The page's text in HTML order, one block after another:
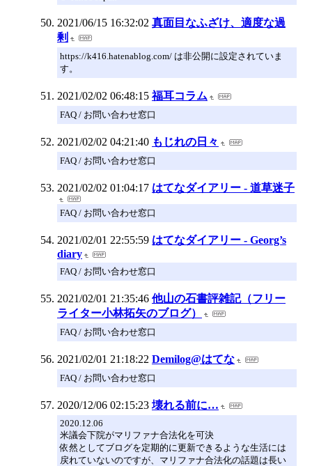
2021/06/15 16:32:02 真面目なふざけ、適度な過
剰
https://k416.hatenablog.com/ は非公開に設定されていま
す。
2021/02/02 06:48:15 福耳コラム
FAQ / お問い合わせ窓口
2021/02/02 04:21:40 もじれの日々
FAQ / お問い合わせ窓口
2021/02/02 01:04:17 はてなダイアリー - 道草迷子
FAQ / お問い合わせ窓口
2021/02/01 22:55:59 はてなダイアリー - Georg’s
diary
FAQ / お問い合わせ窓口
2021/02/01 21:35:46 他山の石書評雑記（フリー
ライター小林拓矢のブログ）
FAQ / お問い合わせ窓口
2021/02/01 21:18:22 Demilog@はてな
FAQ / お問い合わせ窓口
2020/12/06 02:15:23 壊れる前に…
2020.12.06
米議会下院がマリファナ合法化を可決
依然としてブログを定期的に更新できるような生活には
戻れていないのですが、マリファナ合法化の話題は長い